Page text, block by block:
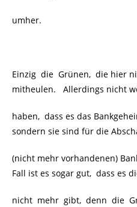
umher.
Einzig die Grünen, die hier
mitheulen. Allerdings nicht
haben, dass es das
sondern sie sind für die
(nicht mehr vorhandenen)
Fall ist es sogar gut, dass es
nicht mehr gibt, denn die